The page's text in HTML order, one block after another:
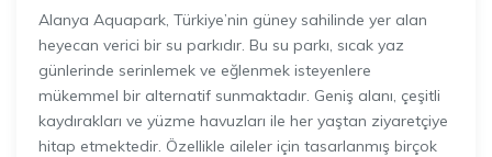
Alanya Aquapark, Türkiye’nin güney sahilinde yer alan
heyecan verici bir su parkıdır. Bu su parkı, sıcak yaz
günlerinde serinlemek ve eğlenmek isteyenlere
mükemmel bir alternatif sunmaktadır. Geniş alanı, çeşitli
kaydırakları ve yüzme havuzları ile her yaştan ziyaretçiye
hitap etmektedir. Özellikle aileler için tasarlanmış birçok